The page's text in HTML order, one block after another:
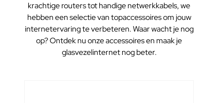
krachtige routers tot handige netwerkkabels, we
hebben een selectie van topaccessoires om jouw
internetervaring te verbeteren. Waar wacht je nog
op? Ontdek nu onze accessoires en maak je
glasvezelinternet nog beter.